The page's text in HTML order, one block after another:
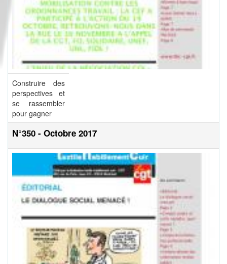
Construire des
perspectives et
se rassembler
pour gagner
N°350 - Octobre 2017